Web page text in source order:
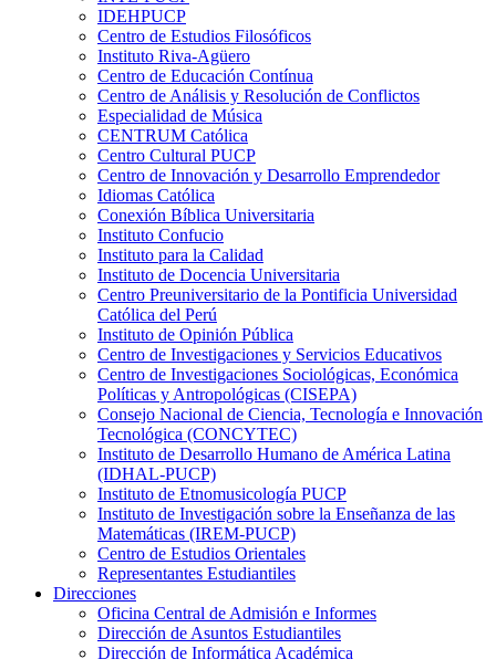
IDEHPUCP
Centro de Estudios Filosóficos
Instituto Riva-Agüero
Centro de Educación Contínua
Centro de Análisis y Resolución de Conflictos
Especialidad de Música
CENTRUM Católica
Centro Cultural PUCP
Centro de Innovación y Desarrollo Emprendedor
Idiomas Católica
Conexión Bíblica Universitaria
Instituto Confucio
Instituto para la Calidad
Instituto de Docencia Universitaria
Centro Preuniversitario de la Pontificia Universidad
Católica del Perú
Instituto de Opinión Pública
Centro de Investigaciones y Servicios Educativos
Centro de Investigaciones Sociológicas, Económica
Políticas y Antropológicas (CISEPA)
Consejo Nacional de Ciencia, Tecnología e Innovación
Tecnológica (CONCYTEC)
Instituto de Desarrollo Humano de América Latina
(IDHAL-PUCP)
Instituto de Etnomusicología PUCP
Instituto de Investigación sobre la Enseñanza de las
Matemáticas (IREM-PUCP)
Centro de Estudios Orientales
Representantes Estudiantiles
Direcciones
Oficina Central de Admisión e Informes
Dirección de Asuntos Estudiantiles
Dirección de Informática Académica